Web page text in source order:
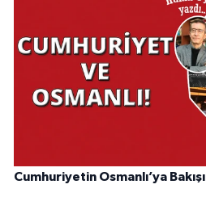
Cumhuriyetin Osmanlı’ya Bakışı